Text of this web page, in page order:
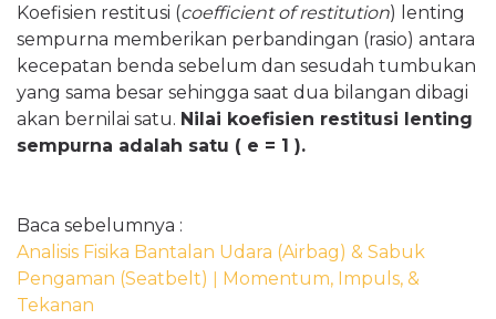
Koefisien restitusi (coefficient of restitution) lenting
sempurna memberikan perbandingan (rasio) antara
kecepatan benda sebelum dan sesudah tumbukan
yang sama besar sehingga saat dua bilangan dibagi
akan bernilai satu. Nilai koefisien restitusi lenting
sempurna adalah satu ( e = 1 ).
Baca sebelumnya :
Analisis Fisika Bantalan Udara (Airbag) & Sabuk
Pengaman (Seatbelt) ǀ Momentum, Impuls, &
Tekanan